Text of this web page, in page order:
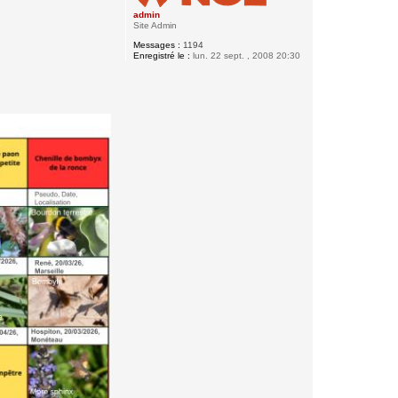
admin
Site Admin
Messages : 1194
Enregistré le : lun. 22 sept. , 2008 20:30